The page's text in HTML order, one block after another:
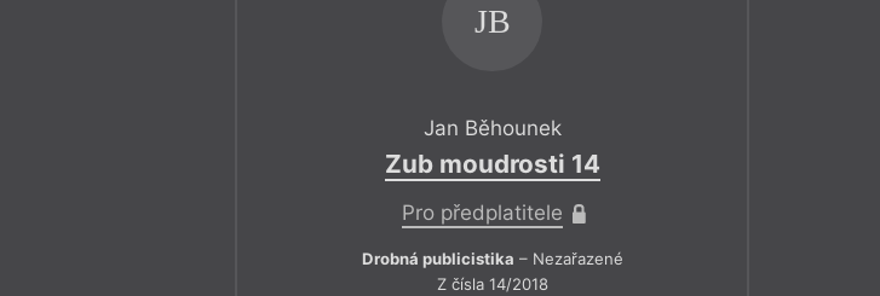
JB
Jan Běhounek
Zub moudrosti 14
Pro předplatitele
Drobná publicistika – Nezařazené
Z čísla 14/2018